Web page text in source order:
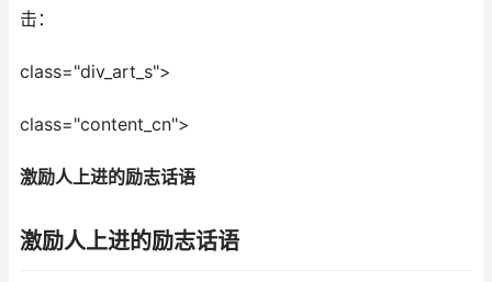
击：
class="div_art_s">
class="content_cn">
激励人上进的励志话语
激励人上进的励志话语